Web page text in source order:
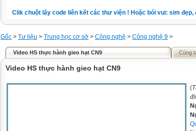
Clik chuột lấy code liên kết các thư viện ! Hoặc bói vui: sim đẹp,
Gốc > Tư liệu > Trung học cơ sở > Công nghệ > Công nghệ 9 >
Video HS thực hành gieo hạt CN9 Cùng
Video HS thực hành gieo hạt CN9
(